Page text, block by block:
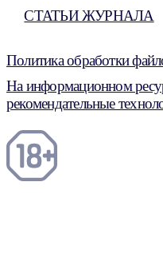
СТАТЬИ ЖУРНАЛА
Политика обработки
На информационном
рекомендательные